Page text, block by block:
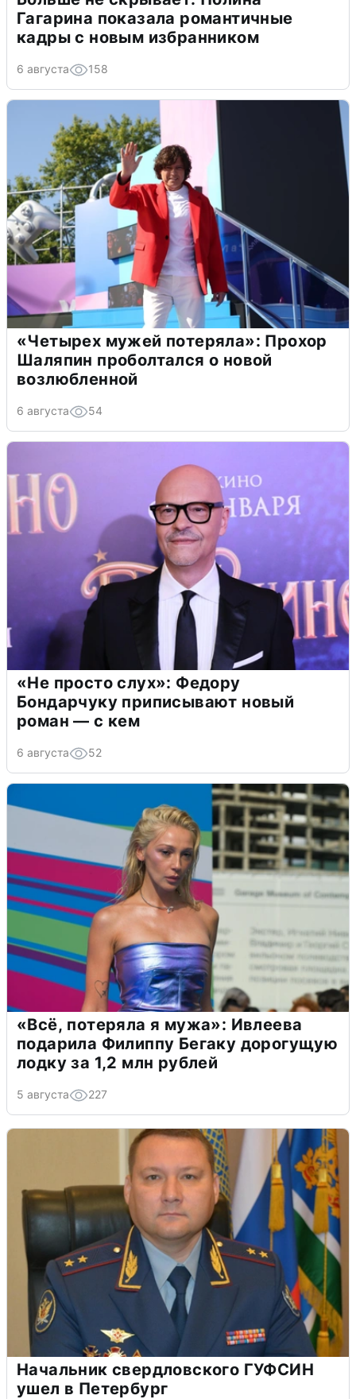
Гагарина показала романтичные
кадры с новым избранником
6 августа 158
«Четырех мужей потеряла»: Прохор
Шаляпин проболтался о новой
возлюбленной
6 августа 54
«Не просто слух»: Федору
Бондарчуку приписывают новый
роман — с кем
6 августа 52
«Всё, потеряла я мужа»: Ивлеева
подарила Филиппу Бегаку дорогущую
лодку за 1,2 млн рублей
5 августа 227
Начальник свердловского ГУФСИН
ушел в Петербург